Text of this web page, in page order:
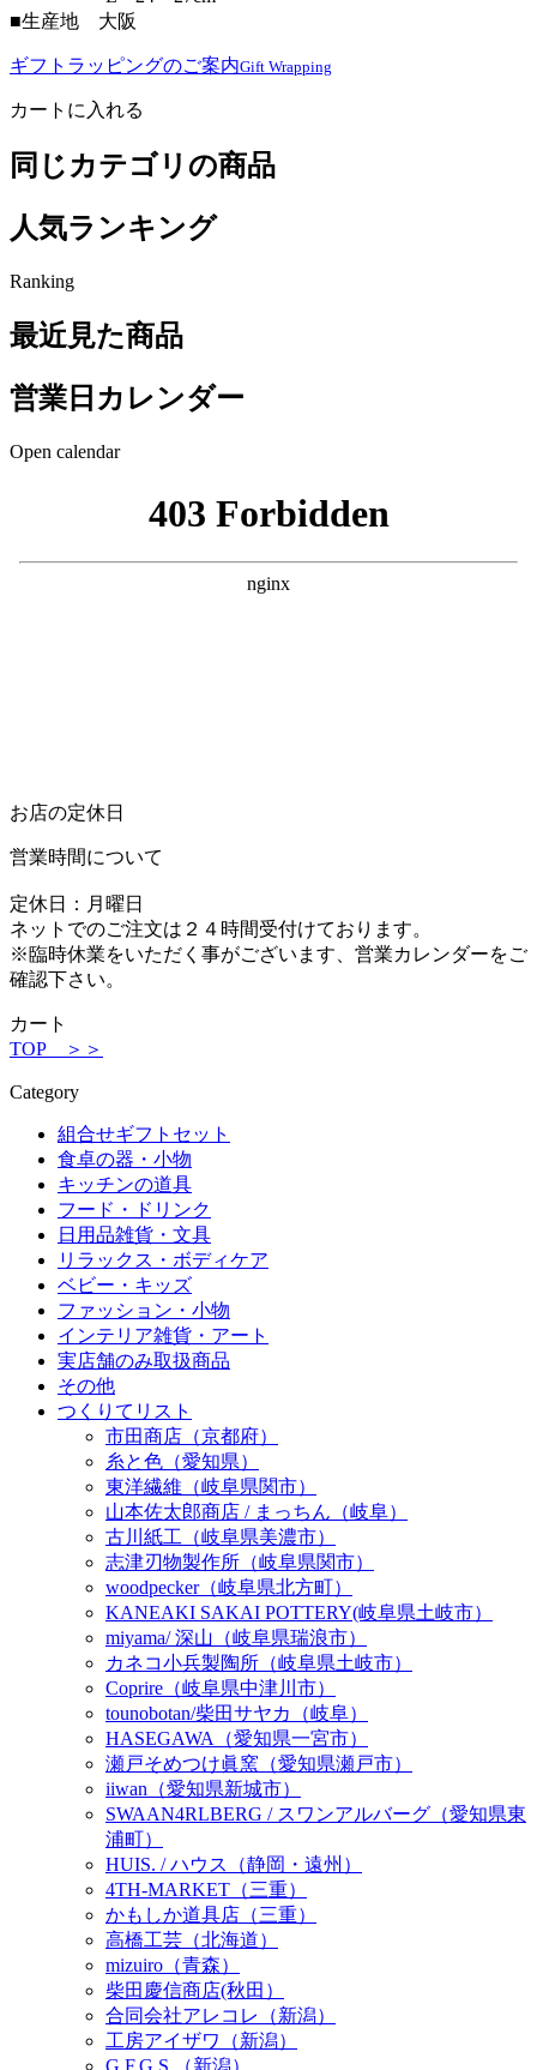
■生産地 大阪
ギフトラッピングのご案内Gift Wrapping
カートに入れる
同じカテゴリの商品
人気ランキング
Ranking
最近見た商品
営業日カレンダー
Open calendar
お店の定休日
営業時間について
定休日：月曜日
ネットでのご注文は２４時間受付けております。
※臨時休業をいただく事がございます、営業カレンダーをご
確認下さい。
カート
TOP ＞＞
Category
組合せギフトセット
食卓の器・小物
キッチンの道具
フード・ドリンク
日用品雑貨・文具
リラックス・ボディケア
ベビー・キッズ
ファッション・小物
インテリア雑貨・アート
実店舗のみ取扱商品
その他
つくりてリスト
市田商店（京都府）
糸と色（愛知県）
東洋繊維（岐阜県関市）
山本佐太郎商店 / まっちん（岐阜）
古川紙工（岐阜県美濃市）
志津刃物製作所（岐阜県関市）
woodpecker（岐阜県北方町）
KANEAKI SAKAI POTTERY(岐阜県土岐市）
miyama/ 深山（岐阜県瑞浪市）
カネコ小兵製陶所（岐阜県土岐市）
Coprire（岐阜県中津川市）
tounobotan/柴田サヤカ（岐阜）
HASEGAWA（愛知県一宮市）
瀬戸そめつけ眞窯（愛知県瀬戸市）
iiwan（愛知県新城市）
SWAAN4RLBERG / スワンアルバーグ（愛知県東
浦町）
HUIS. / ハウス（静岡・遠州）
4TH-MARKET（三重）
かもしか道具店（三重）
高橋工芸（北海道）
mizuiro（青森）
柴田慶信商店(秋田）
合同会社アレコレ（新潟）
工房アイザワ（新潟）
G.F.G.S.（新潟）